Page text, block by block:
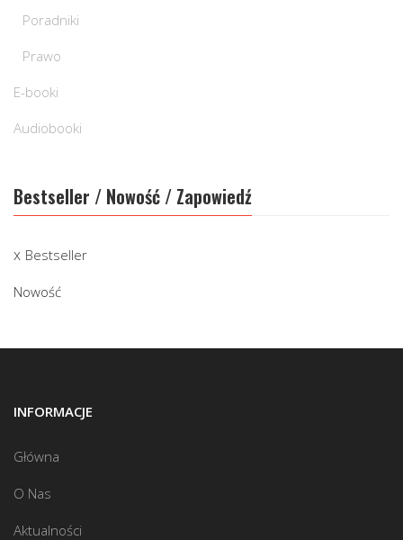
Poradniki
Prawo
E-booki
Audiobooki
Bestseller / Nowość / Zapowiedź
Bestseller
Nowość
INFORMACJE
Główna
O Nas
Aktualności